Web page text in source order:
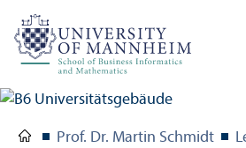
Prof. Dr. Martin Schmidt